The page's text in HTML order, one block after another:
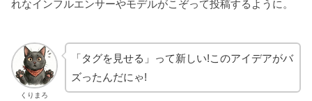
れなインフルエンサーやモデルがこぞって投稿するように。
くりまろ
「タグを見せる」って新しい!このアイデアがバ
ズったんだにゃ!